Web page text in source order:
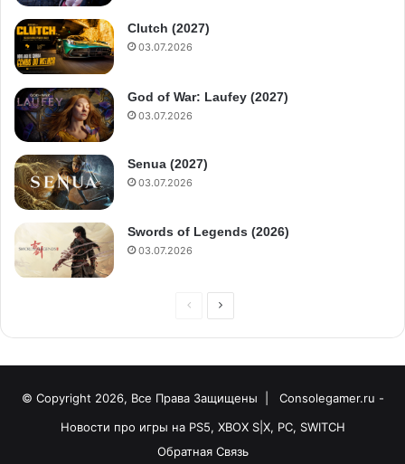
Clutch (2027)
03.07.2026
God of War: Laufey (2027)
03.07.2026
Senua (2027)
03.07.2026
Swords of Legends (2026)
03.07.2026
© Copyright 2026, Все Права Защищены |
Consolegamer.ru -
Новости про игры на PS5, XBOX S|X, PC, SWITCH
Обратная Связь